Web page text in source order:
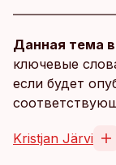
Данная тема
ключевые
если будет
Kristjan Järvi